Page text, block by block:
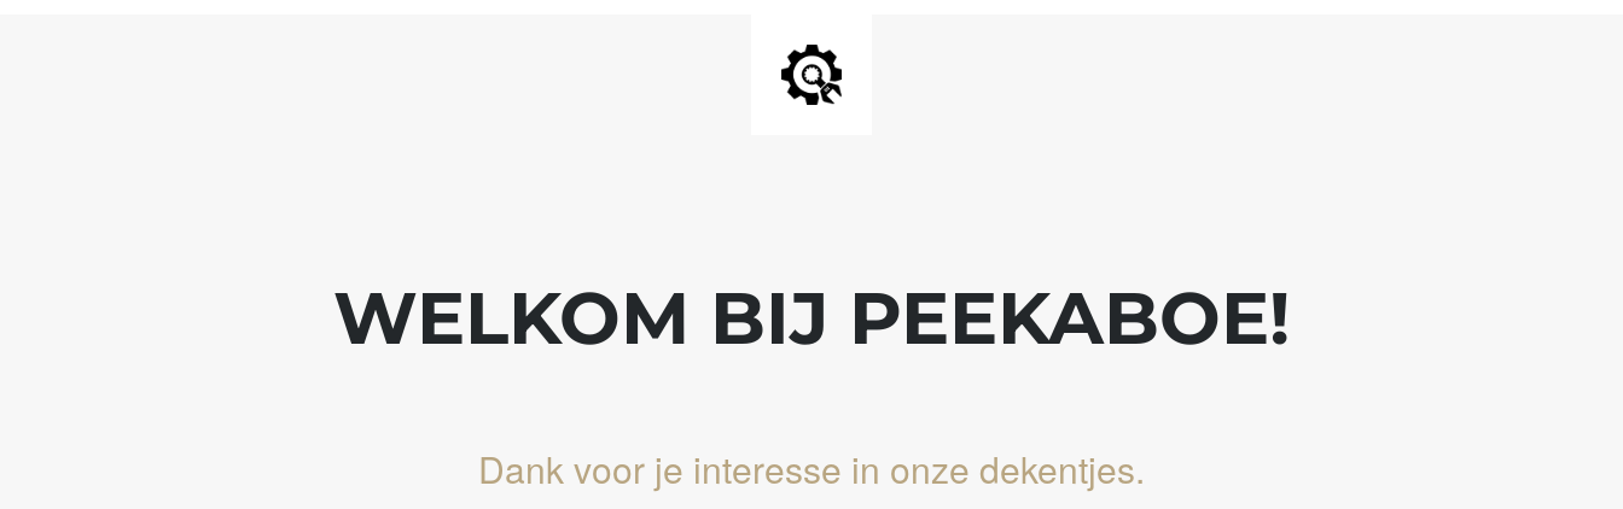
WELKOM BIJ PEEKABOE!
Dank voor je interesse in onze dekentjes.